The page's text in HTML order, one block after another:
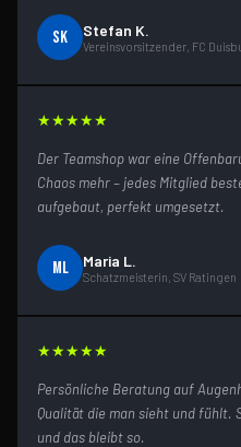
SK Stefan K.
Vereinsvorsitzender, FC
★★★★★
Der Teamshop war eine
Chaos mehr – jedes Mitglied
aufgebaut, perfekt umgesetzt.
ML Maria L.
Schatzmeisterin, SV Ratingen
★★★★★
Persönliche Beratung auf
Qualität die man sieht und fühlt.
und das bleibt so.